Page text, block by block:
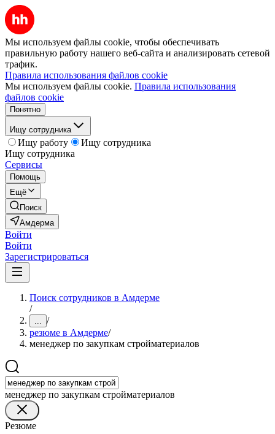
Мы используем файлы cookie, чтобы обеспечивать
правильную работу нашего веб-сайта и анализировать сетевой
трафик.
Правила использования файлов cookie
Мы используем файлы cookie. Правила использования
файлов cookie
Понятно
Ищу сотрудника
Ищу работу
Ищу сотрудника
Ищу сотрудника
Сервисы
Помощь
Ещё
Поиск
Амдерма
Войти
Войти
Зарегистрироваться
Поиск сотрудников в Амдерме
/
... /
резюме в Амдерме/
менеджер по закупкам стройматериалов
менеджер по закупкам стройматериалов
Резюме